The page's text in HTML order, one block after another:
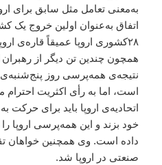
به‌معنی تعامل مثل سابق برای
اتفاق به‌عنوان اولین خروج یک
۲۸کشوری اروپا عمیقاً قاره‌ی
همچون چندین تن دیگر از رهبران
نتیجه‌ی همه‌پرسی روز
است، اما به رأی اکثریت احترام
اتحادیه‌ی اروپا باید برای حرکت
خود بزند و این همه‌پرسی اروپا
داده است. وی همچنین خواهان
صنعتی در اروپا شد.